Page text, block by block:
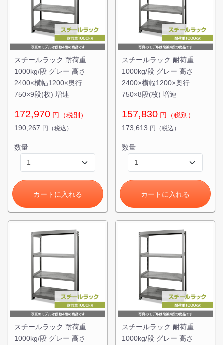
スチールラック 耐荷重
1000kg/段 グレー 高さ
2400×横幅1200×奥行
750×9段(枚) 増連
172,970 円（税別）
190,267 円（税込）
数量
カートに入れる
スチールラック 耐荷重
1000kg/段 グレー 高さ
2400×横幅1200×奥行
750×8段(枚) 増連
157,830 円（税別）
173,613 円（税込）
数量
カートに入れる
スチールラック 耐荷重
1000kg/段 グレー 高さ
スチールラック 耐荷重
1000kg/段 グレー 高さ
カートに追加しました。
スチールラック3台以上の場合、見積書にてお値引き保証い
たします！
1台でも大量導入でも無料お見積・ご注文を受け付けており
ます(安心保証付き)
カートへ進む
お買い物を続ける